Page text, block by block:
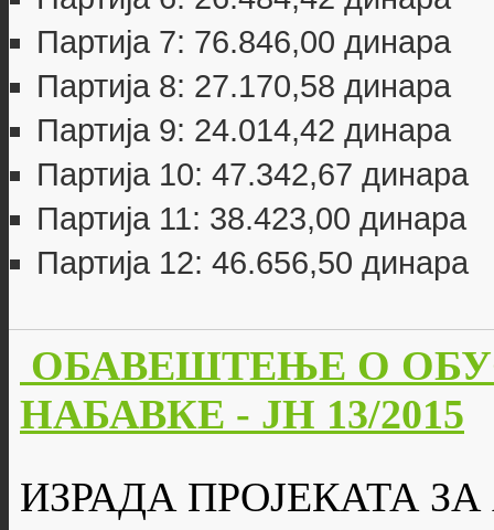
Партија 7: 76.846,00 динара
Партија 8: 27.170,58 динара
Партија 9: 24.014,42 динара
Партија 10: 47.342,67 динара
Партија 11: 38.423,00 динара
Партија 12: 46.656,50 динара
ОБАВЕШТЕЊЕ О
НАБАВКЕ - JН 13/2015
ИЗРАДА ПРОЈЕКАТА